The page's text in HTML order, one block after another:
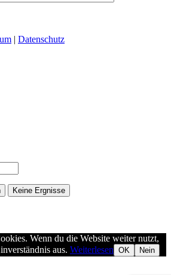
| Datenschutz
Keine Ergnisse
Wenn du die Website weiter nutzt,
aus. Weiterlesen OK Nein